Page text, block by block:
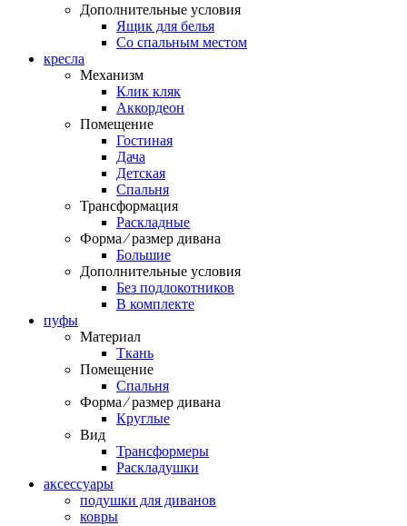
Дополнительные условия
Ящик для белья
Со спальным местом
кресла
Механизм
Клик кляк
Аккордеон
Помещение
Гостиная
Дача
Детская
Спальня
Трансформация
Раскладные
Форма ⁄ размер дивана
Большие
Дополнительные условия
Без подлокотников
В комплекте
пуфы
Материал
Ткань
Помещение
Спальня
Форма ⁄ размер дивана
Круглые
Вид
Трансформеры
Раскладушки
аксессуары
подушки для диванов
ковры